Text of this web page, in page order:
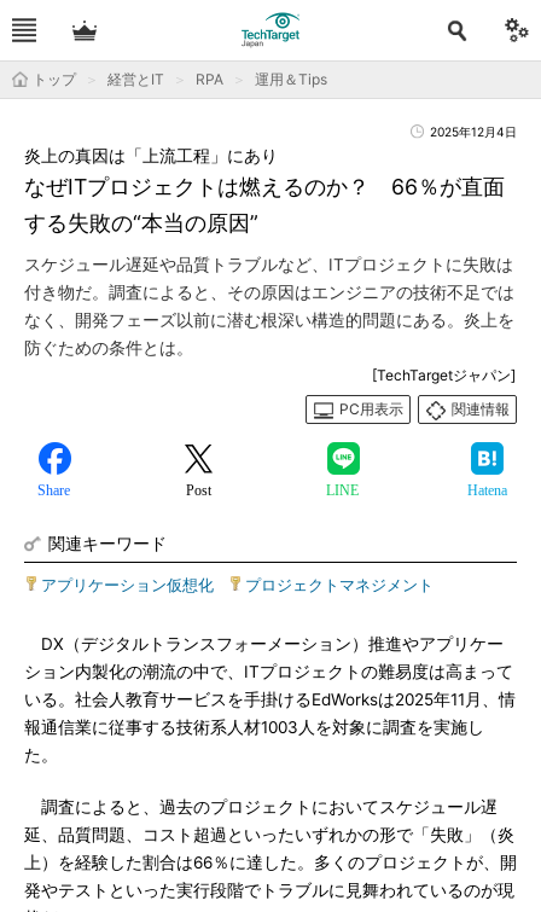
トップ 経営とIT RPA 運用＆Tips
2025年12月4日
なぜITプロジェクトは燃えるのか？ 66％が直面
する失敗の“本当の原因”
炎上の真因は「上流工程」にあり
スケジュール遅延や品質トラブルなど、ITプロジェクトに失敗は
付き物だ。調査によると、その原因はエンジニアの技術不足では
なく、開発フェーズ以前に潜む根深い構造的問題にある。炎上を
防ぐための条件とは。
[TechTargetジャパン]
PC用表示
関連情報
Share Post LINE Hatena
関連キーワード
アプリケーション仮想化 プロジェクトマネジメント
DX（デジタルトランスフォーメーション）推進やアプリケー
ション内製化の潮流の中で、ITプロジェクトの難易度は高まって
いる。社会人教育サービスを手掛けるEdWorksは2025年11月、情
報通信業に従事する技術系人材1003人を対象に調査を実施し
た。
調査によると、過去のプロジェクトにおいてスケジュール遅
延、品質問題、コスト超過といったいずれかの形で「失敗」（炎
上）を経験した割合は66％に達した。多くのプロジェクトが、開
発やテストといった実行段階でトラブルに見舞われているのが現